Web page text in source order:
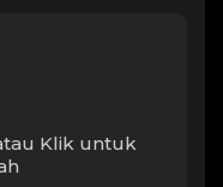
Klik untuk